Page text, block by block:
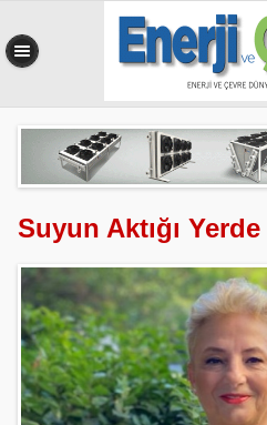
Suyun Aktığı
0,551 sn